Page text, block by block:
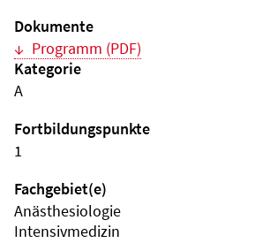
Dokumente
Programm (PDF)
Kategorie
A
Fortbildungspunkte
1
Fachgebiet(e)
Anästhesiologie
Intensivmedizin